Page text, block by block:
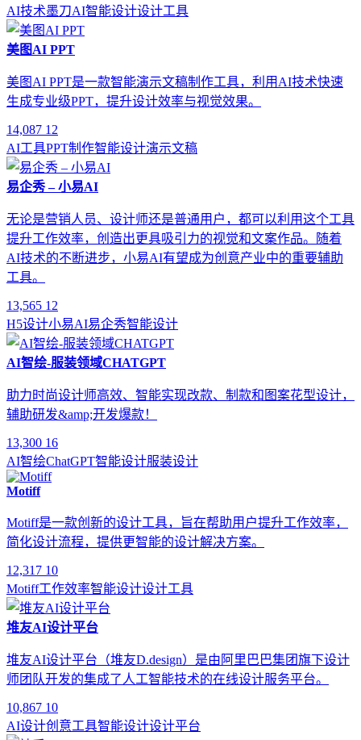
AI技术墨刀AI智能设计设计工具
美图AI PPT
美图AI PPT是一款智能演示文稿制作工具，利用AI技术快速
生成专业级PPT，提升设计效率与视觉效果。
14,087 12
AI工具PPT制作智能设计演示文稿
易企秀 – 小易AI
无论是营销人员、设计师还是普通用户，都可以利用这个工具
提升工作效率，创造出更具吸引力的视觉和文案作品。随着
AI技术的不断进步，小易AI有望成为创意产业中的重要辅助
工具。
13,565 12
H5设计小易AI易企秀智能设计
AI智绘-服装领域CHATGPT
助力时尚设计师高效、智能实现改款、制款和图案花型设计，
辅助研发&amp;开发爆款！
13,300 16
AI智绘ChatGPT智能设计服装设计
Motiff
Motiff是一款创新的设计工具，旨在帮助用户提升工作效率，
简化设计流程，提供更智能的设计解决方案。
12,317 10
Motiff工作效率智能设计设计工具
堆友AI设计平台
堆友AI设计平台（堆友D.design）是由阿里巴巴集团旗下设计
师团队开发的集成了人工智能技术的在线设计服务平台。
10,867 10
AI设计创意工具智能设计设计平台